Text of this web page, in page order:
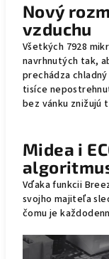
Nový
vzduchu
Všetkých 7928
navrhnutých tak,
prechádza
tisíce
bez vánku znižujú
Midea i
Vďaka funkcii
svojho majiteľa
čomu je